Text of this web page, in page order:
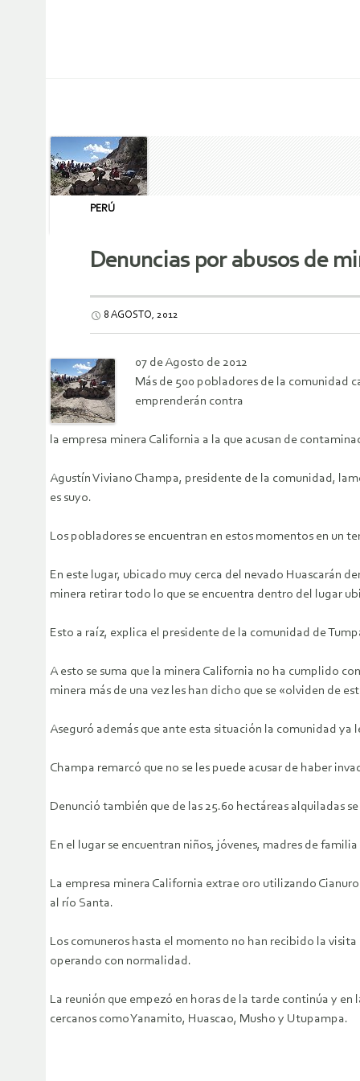
PERÚ
Denuncias por abusos de
8 AGOSTO, 2012
07 de Agosto de 2012
Más de 500 pobladores de la comunidad
emprenderán contra
la empresa minera California a la que acusan de
Agustín Viviano Champa, presidente de la comunidad,
es suyo.
Los pobladores se encuentran en estos momentos en un
En este lugar, ubicado muy cerca del nevado Huascarán
minera retirar todo lo que se encuentra dentro del lugar
Esto a raíz, explica el presidente de la comunidad de
A esto se suma que la minera California no ha cumplido
minera más de una vez les han dicho que se «olviden de
Aseguró además que ante esta situación la comunidad ya
Champa remarcó que no se les puede acusar de haber
Denunció también que de las 25.60 hectáreas alquiladas
En el lugar se encuentran niños, jóvenes, madres de
La empresa minera California extrae oro utilizando
al río Santa.
Los comuneros hasta el momento no han recibido la
operando con normalidad.
La reunión que empezó en horas de la tarde continúa y
cercanos como Yanamito, Huascao, Musho y Utupampa.